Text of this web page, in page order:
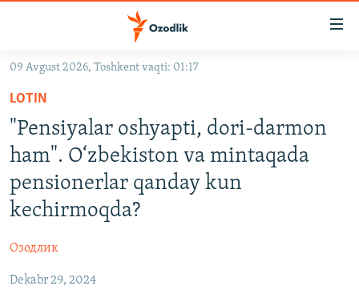
Асосий
навигацияга
ўтинг
Қидиришга
ўтинг
OZODVIDEO
OZODARXIV
На русском
09 Avgust 2026, Toshkent vaqti: 01:17
LOTIN
"Pensiyalar oshyapti, dori-darmon
ham". O‘zbekiston va mintaqada
pensionerlar qanday kun
kechirmoqda?
Озодлик
Dekabr 29, 2024